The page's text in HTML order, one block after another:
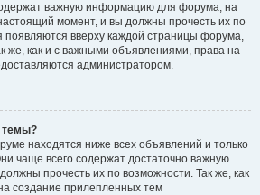
важную информацию для форума, на
момент, и вы должны прочесть их по
вверху каждой страницы форума,
же, как и с важными объявлениями, права на
администратором.
темы?
находятся ниже всех объявлений и только
чаще всего содержат достаточно важную
прочесть их по возможности. Так же, как
создание прилепленных тем